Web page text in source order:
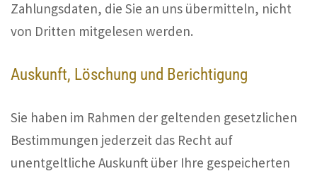
Zahlungsdaten, die Sie an uns übermitteln, nicht
von Dritten mitgelesen werden.
Auskunft, Löschung und Berichtigung
Sie haben im Rahmen der geltenden gesetzlichen
Bestimmungen jederzeit das Recht auf
unentgeltliche Auskunft über Ihre gespeicherten